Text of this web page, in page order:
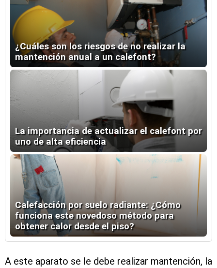
¿Cuáles son los riesgos de no realizar la
mantención anual a un calefont?
La importancia de actualizar el calefont por
uno de alta eficiencia
Calefacción por suelo radiante: ¿Cómo
funciona este novedoso método para
obtener calor desde el piso?
A este aparato se le debe realizar mantención, la